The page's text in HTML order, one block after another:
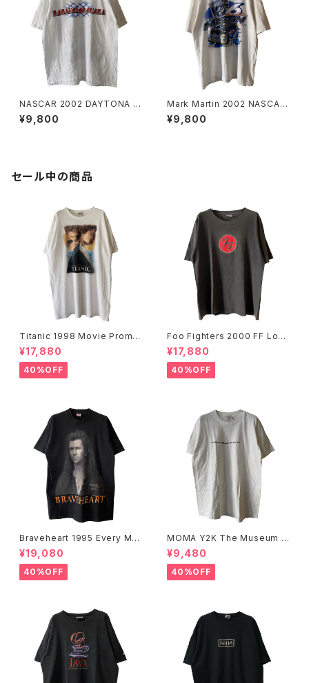
NASCAR 2002 DAYTONA 5
00 Promo Tee
¥9,800
Mark Martin 2002 NASCAR
Tee
¥9,800
セール中の商品
Titanic 1998 Movie Promo
Tee White
¥17,880
40%OFF
Foo Fighters 2000 FF Log
o Band Tee
¥17,880
40%OFF
Braveheart 1995 Every Ma
n Dies, Not Every Man Real
ly Lives Movie Promo Tee
¥19,080
40%OFF
MOMA Y2K The Museum O
f Modern Art, New York Te
e
¥9,480
40%OFF